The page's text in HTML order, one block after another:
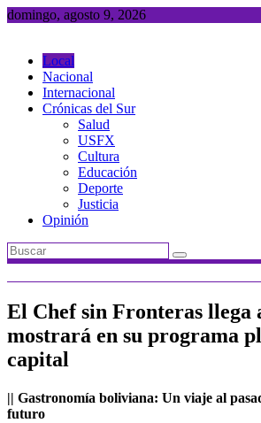
Saltar
domingo, agosto 9, 2026
Local
Nacional
Internacional
Crónicas del Sur
Salud
USFX
Cultura
Educación
Deporte
Justicia
Opinión
El Chef sin Fronteras llega
mostrará en su programa
capital
|| Gastronomía boliviana: Un viaje al
futuro